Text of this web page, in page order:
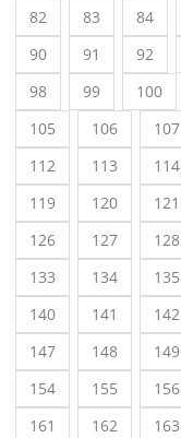
82
83 84
90
91 92
98
99 100
105
106 107
112
113 114
119
120 121
126
127 128
133
134 135
140
141 142
147
148 149
154
155 156
161
162 163